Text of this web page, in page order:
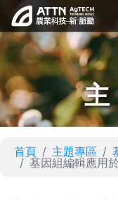
首頁 主題專區
基因組編輯應用